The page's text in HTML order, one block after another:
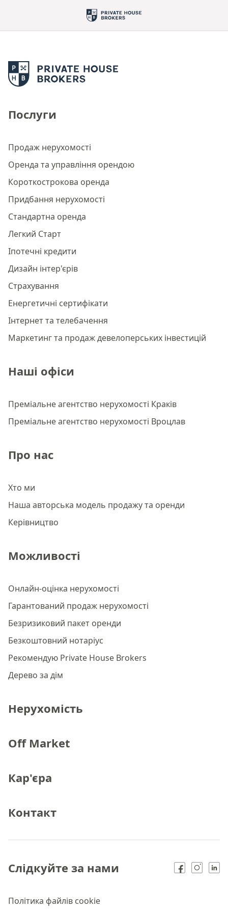
Послуги
Продаж нерухомості
Оренда та управління орендою
Короткострокова оренда
Придбання нерухомості
Стандартна оренда
Легкий Старт
Іпотечні кредити
Дизайн інтер'єрів
Страхування
Енергетичні сертифікати
Інтернет та телебачення
Маркетинг та продаж девелоперських інвестицій
Наші офіси
Преміальне агентство нерухомості Краків
Преміальне агентство нерухомості Вроцлав
Про нас
Хто ми
Наша авторська модель продажу та оренди
Керівництво
Можливості
Онлайн-оцінка нерухомості
Гарантований продаж нерухомості
Безризиковий пакет оренди
Безкоштовний нотаріус
Рекомендую Private House Brokers
Дерево за дім
Нерухомість
Off Market
Кар'єра
Контакт
Політика файлів cookie
Слідкуйте за нами